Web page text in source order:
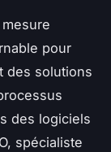
pour
des solutions
des logiciels
spécialiste